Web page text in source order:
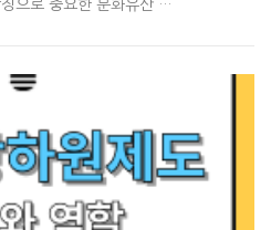
으로 중요한 문화유산 …